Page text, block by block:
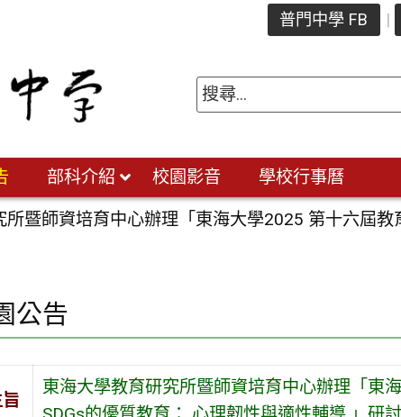
普門中學 FB
部科介紹 校園影音 學校行事曆
所暨師資培育中心辦理「東海大學2025 第十六屆
公告
東海大學教育研究所暨師資培育中心辦理「東